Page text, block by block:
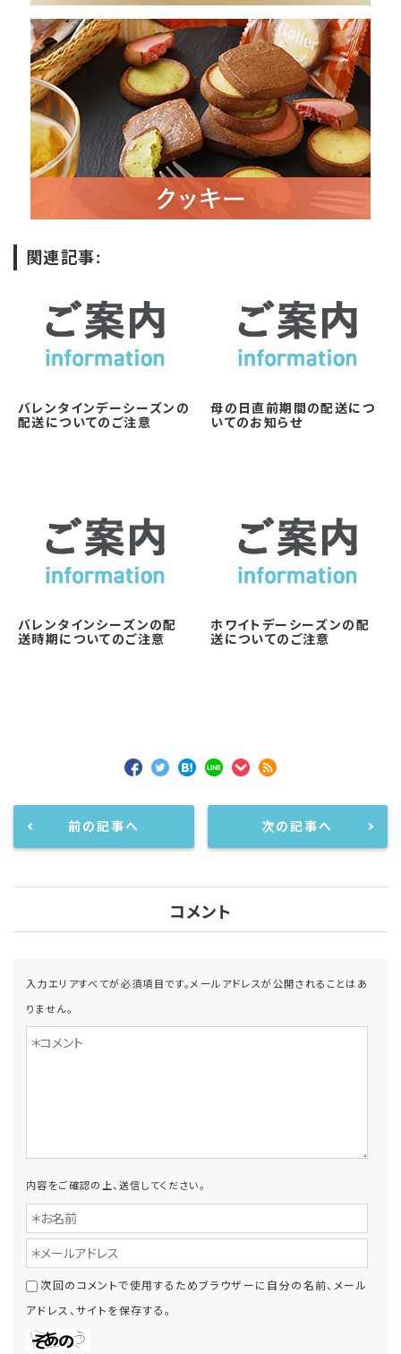
関連記事:
バレンタインデーシーズンの
配送についてのご注意
母の日直前期間の配送につ
いてのお知らせ
バレンタインシーズンの配
送時期についてのご注意
ホワイトデーシーズンの配
送についてのご注意
前の記事へ 次の記事へ
コメント
入力エリアすべてが必須項目です。メールアドレスが公開されることはあ
りません。
内容をご確認の上、送信してください。
次回のコメントで使用するためブラウザーに自分の名前、メール
アドレス、サイトを保存する。